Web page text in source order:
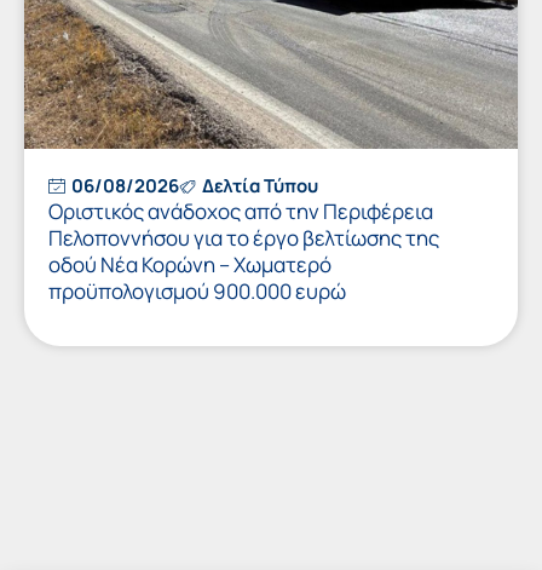
06/08/2026 Δελτία Τύπου
Οριστικός ανάδοχος από την Περιφέρεια
Πελοποννήσου για το έργο βελτίωσης της
οδού Νέα Κορώνη – Χωματερό
προϋπολογισμού 900.000 ευρώ